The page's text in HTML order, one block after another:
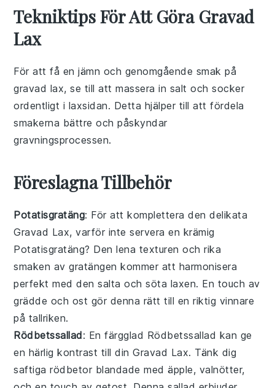
Tekniktips För Att Göra Gravad
Lax
För att få en jämn och genomgående smak på
gravad lax, se till att massera in salt ochsocker
ordentligt i laxsidan. Detta hjälper till att fördela
smakerna bättre och påskyndar
gravningsprocessen.
Föreslagna Tillbehör
Potatisgratäng: För att komplettera den delikata
Gravad Lax, varför inte servera en krämig
Potatisgratäng? Den lena texturen och rika
smaken av gratängen kommer att harmonisera
perfekt med den salta och söta laxen. En touch av
grädde och ost gör denna rätt till en riktig vinnare
på tallriken.
Rödbetssallad: En färgglad Rödbetssallad kan ge
en härlig kontrast till dinGravad Lax. Tänk dig
saftigarödbetor blandade medäpple, valnötter,